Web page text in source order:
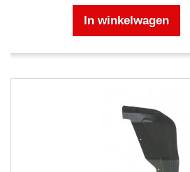
In winkelwagen